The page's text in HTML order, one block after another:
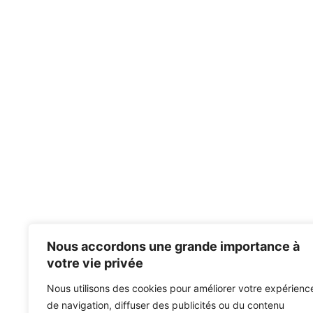
Nous accordons une grande importance à
votre vie privée
Nous utilisons des cookies pour améliorer votre
de navigation, diffuser des publicités ou du contenu